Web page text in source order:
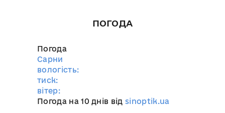
ПОГОДА
Погода
Сарни
вологість:
тиск:
вітер:
Погода на 10 днів відsinoptik.ua